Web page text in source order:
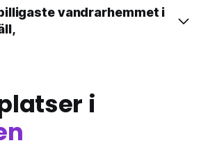
vandrarhemmet i
i